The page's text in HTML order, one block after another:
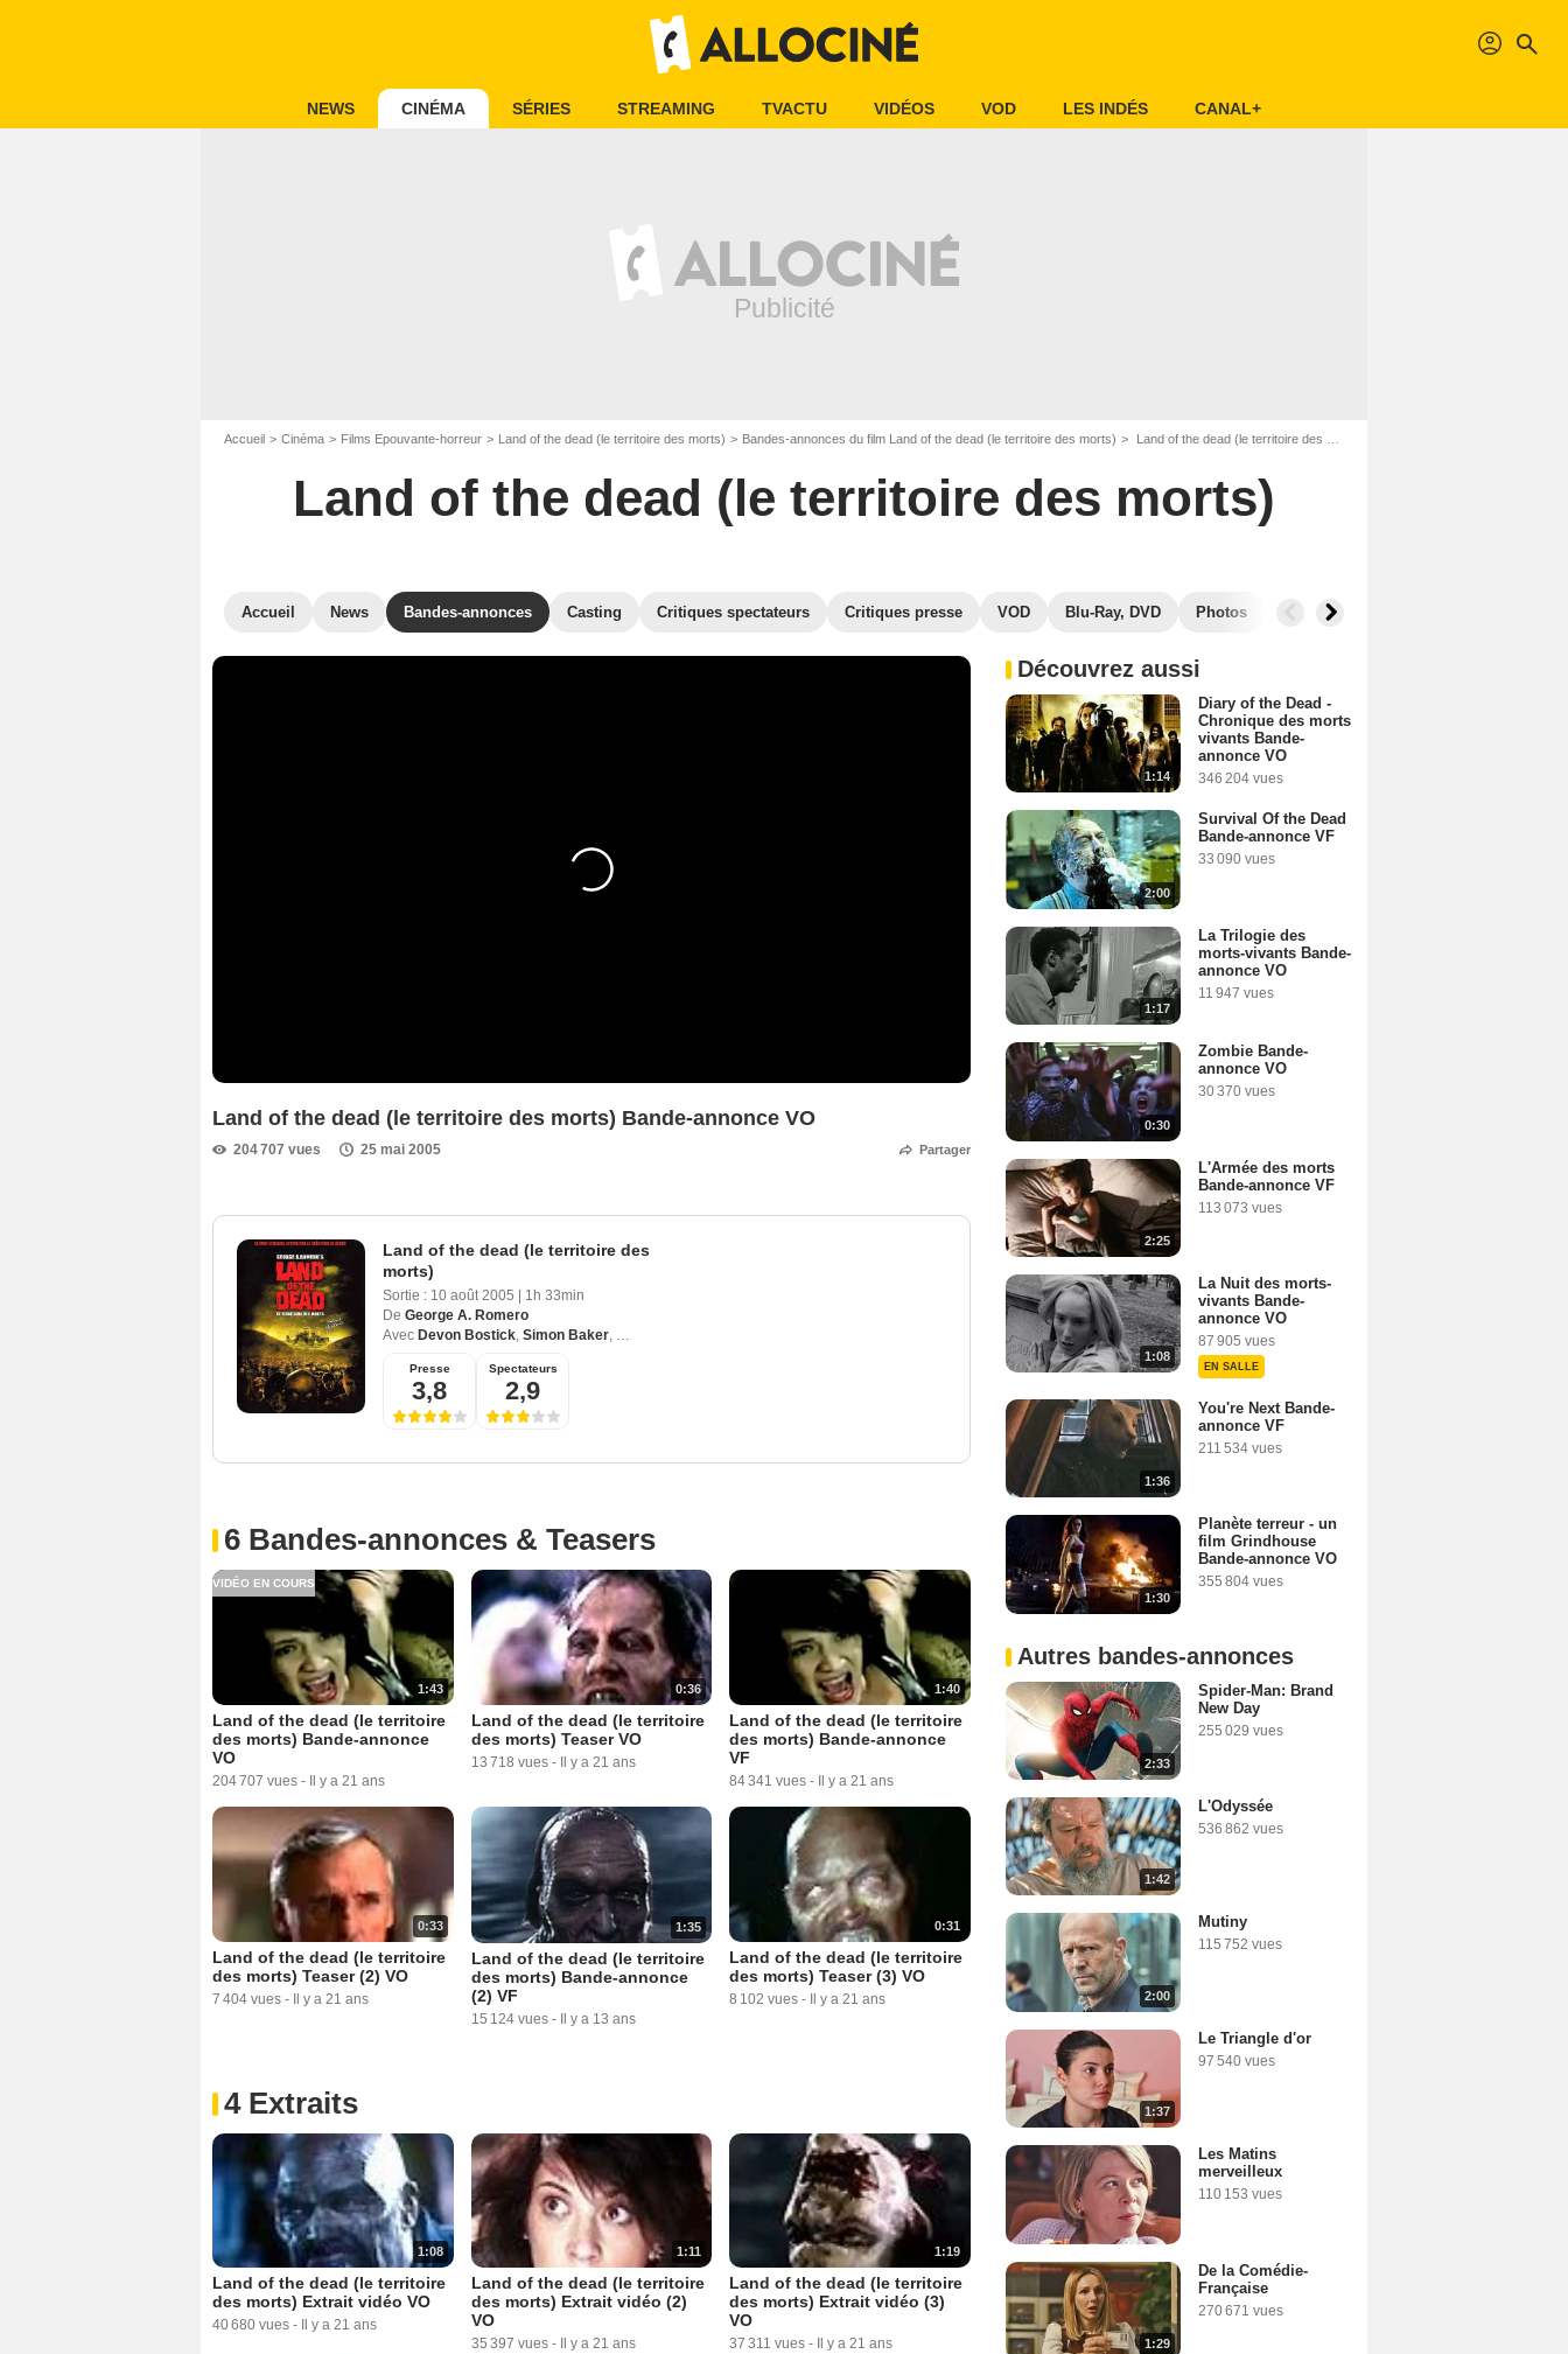
profil search
NEWS CINÉMA SÉRIES STREAMING TVACTU VIDÉOS VOD LES INDÉS CANAL+
Accueil Cinéma Films Epouvante-horreur Land of the dead (le territoire des morts) Bandes-annonces du film Land of the dead (le territoire des morts) Land of the dead (le territoire des morts) Bande-annonce VO
Land of the dead (le territoire des morts)
Accueil News Bandes-annonces Casting Critiques spectateurs Critiques presse VOD Blu-Ray, DVD Photos Musique
Land of the dead (le territoire des morts) Bande-annonce VO
204 707 vues 25 mai 2005 Partager
Land of the dead (le territoire des
morts)
Sortie : 10 août 2005
1h 33min
De George A. Romero
Avec Devon Bostick, Simon Baker, Asia Argento
Presse
3,8
Spectateurs
2,9
6 Bandes-annonces & Teasers
1:43
VIDÉO EN COURS
Land of the dead (le territoire
des morts) Bande-annonce
VO
204 707 vues - Il y a 21 ans
0:36
Land of the dead (le territoire
des morts) Teaser VO
13 718 vues - Il y a 21 ans
1:40
Land of the dead (le territoire
des morts) Bande-annonce
VF
84 341 vues - Il y a 21 ans
0:33
Land of the dead (le territoire
des morts) Teaser (2) VO
7 404 vues - Il y a 21 ans
1:35
Land of the dead (le territoire
des morts) Bande-annonce
(2) VF
15 124 vues - Il y a 13 ans
0:31
Land of the dead (le territoire
des morts) Teaser (3) VO
8 102 vues - Il y a 21 ans
4 Extraits
1:08
Land of the dead (le territoire
des morts) Extrait vidéo VO
40 680 vues - Il y a 21 ans
1:11
Land of the dead (le territoire
des morts) Extrait vidéo (2)
VO
35 397 vues - Il y a 21 ans
1:19
Land of the dead (le territoire
des morts) Extrait vidéo (3)
VO
37 311 vues - Il y a 21 ans
Découvrez aussi
1:14
Diary of the Dead -
Chronique des morts
vivants Bande-
annonce VO
346 204 vues
2:00
Survival Of the Dead
Bande-annonce VF
33 090 vues
1:17
La Trilogie des
morts-vivants Bande-
annonce VO
11 947 vues
0:30
Zombie Bande-
annonce VO
30 370 vues
2:25
L'Armée des morts
Bande-annonce VF
113 073 vues
1:08
La Nuit des morts-
vivants Bande-
annonce VO
87 905 vues
EN SALLE
1:36
You're Next Bande-
annonce VF
211 534 vues
1:30
Planète terreur - un
film Grindhouse
Bande-annonce VO
355 804 vues
Autres bandes-annonces
2:33
Spider-Man: Brand
New Day
255 029 vues
1:42
L'Odyssée
536 862 vues
2:00
Mutiny
115 752 vues
1:37
Le Triangle d'or
97 540 vues
Les Matins
merveilleux
110 153 vues
1:29
De la Comédie-
Française
270 671 vues